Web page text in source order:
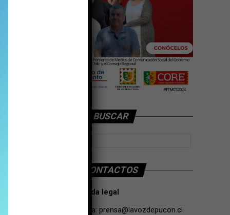
BUSCAR
CONTACTOS
Tarifas Propaganda legal
Contacto de Prensa: prensa@lavozdepucon.cl